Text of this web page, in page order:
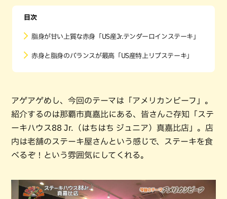
目次
脂身が甘い上質な赤身「US産Jr.テンダーロインステーキ」
赤身と脂身のバランスが最高「US産特上リブステーキ」
アゲアゲめし、今回のテーマは「アメリカンビーフ」。
紹介するのは那覇市真嘉比にある、皆さんご存知「ステ
ーキハウス88 Jr.（はちはち ジュニア）真嘉比店」。店
内は老舗のステーキ屋さんという感じで、ステーキを食
べるぞ！という雰囲気にしてくれる。